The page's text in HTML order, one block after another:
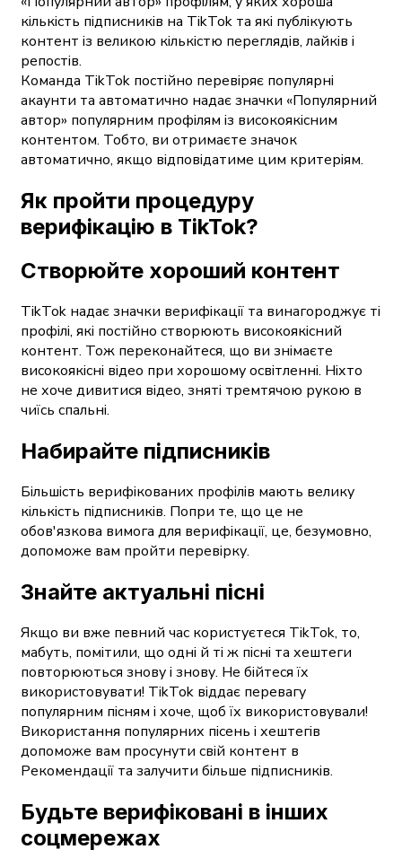
кількість підписників на TikTok та які публікують
контент із великою кількістю переглядів, лайків і
репостів.
Команда TikTok постійно перевіряє популярні
акаунти та автоматично надає значки «Популярний
автор» популярним профілям із високоякісним
контентом. Тобто, ви отримаєте значок
автоматично, якщо відповідатиме цим критеріям.
Як пройти процедуру
верифікацію в TikTok?
Створюйте хороший контент
TikTok надає значки верифікації та винагороджує ті
профілі, які постійно створюють високоякісний
контент. Тож переконайтеся, що ви знімаєте
високоякісні відео при хорошому освітленні. Ніхто
не хоче дивитися відео, зняті тремтячою рукою в
чиїсь спальні.
Набирайте підписників
Більшість верифікованих профілів мають велику
кількість підписників. Попри те, що це не
обов'язкова вимога для верифікації, це, безумовно,
допоможе вам пройти перевірку.
Знайте актуальні пісні
Якщо ви вже певний час користуєтеся TikTok, то,
мабуть, помітили, що одні й ті ж пісні та хештеги
повторюються знову і знову. Не бійтеся їх
використовувати! TikTok віддає перевагу
популярним пісням і хоче, щоб їх використовували!
Використання популярних пісень і хештегів
допоможе вам просунути свій контент в
Рекомендації та залучити більше підписників.
Будьте верифіковані в інших
соцмережах